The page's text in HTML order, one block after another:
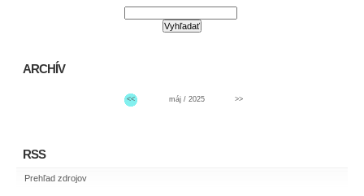
ARCHÍV
<< máj / 2025 >>
RSS
Prehľad zdrojov